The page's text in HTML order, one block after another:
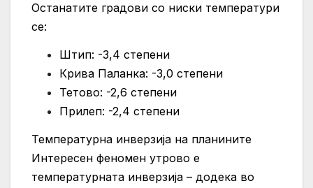
Останатите градови со ниски температури
се:
Штип: -3,4 степени
Крива Паланка: -3,0 степени
Тетово: -2,6 степени
Прилеп: -2,4 степени
Температурна инверзија на планините
Интересен феномен утрово е
температурната инверзија – додека во